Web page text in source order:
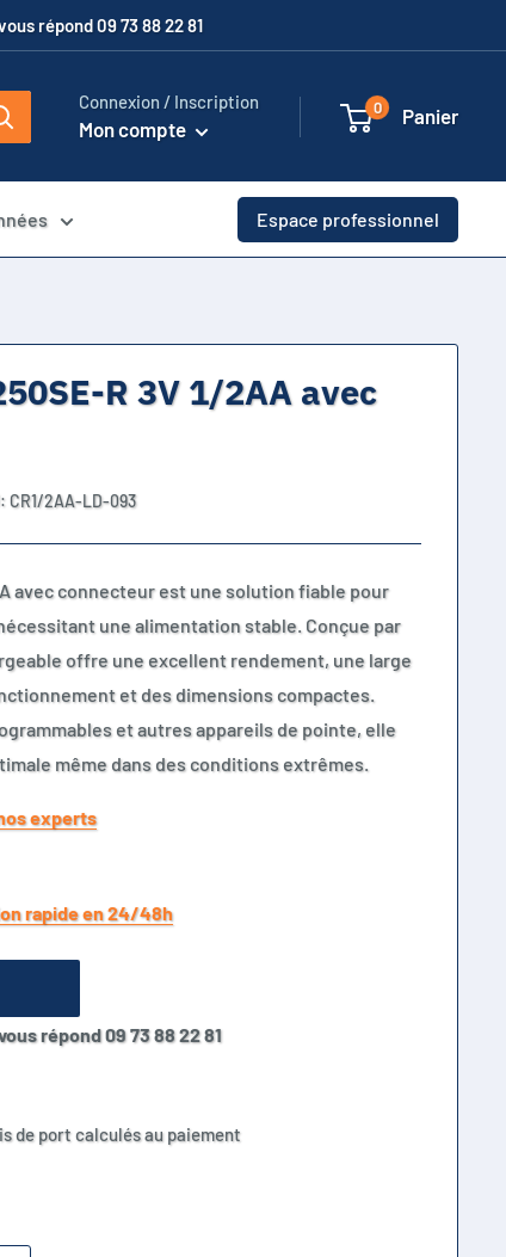
répond 09 73 88 22 81
Connexion / Inscription
Mon compte
0 Panier
Espace professionnel
R 3V 1/2AA avec
CR1/2AA-LD-093
avec connecteur est une solution fiable pour
une alimentation stable. Conçue par
offre une excellent rendement, une large
et des dimensions compactes.
et autres appareils de pointe, elle
même dans des conditions extrêmes.
experts
rapide en 24/48h
répond 09 73 88 22 81
de port calculés au paiement